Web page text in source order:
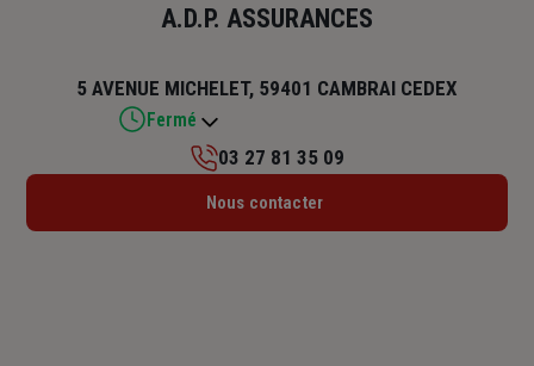
A.D.P. ASSURANCES
5 AVENUE MICHELET, 59401 CAMBRAI CEDEX
Fermé
Lundi : 13h30 – 17h30
03 27 81 35 09
Nous contacter